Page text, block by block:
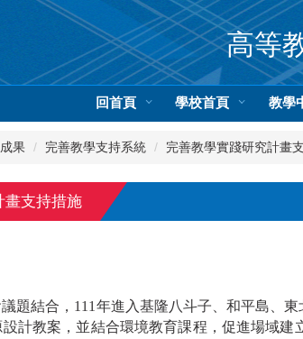
高等
回首頁 學校首頁 教學
果 完善教學支持系統 完善教學實踐研究計畫
畫支持措施
題結合，111年進入基隆八斗子、和平島、
計教案，並結合環境教育課程，促進場域